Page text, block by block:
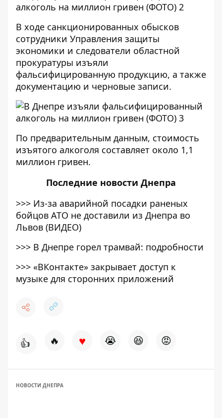
В ходе санкционированных обысков
сотрудники Управления защиты
экономики и следователи областной
прокуратуры изъяли
фальсифицированную продукцию, а также
документацию и черновые записи.
По предварительным данным, стоимость
изъятого алкоголя составляет около 1,1
миллион гривен.
Последние новости Днепра
>>> Из-за аварийной посадки раненых
бойцов АТО не доставили из Днепра во
Львов (ВИДЕО)
>>> В Днепре горел трамвай: подробности
>>> «ВКонтакте» закрывает доступ к
музыке для сторонних приложений
👍 🔥 ♥ 😭 😆 😡
НОВОСТИ ДНЕПРА